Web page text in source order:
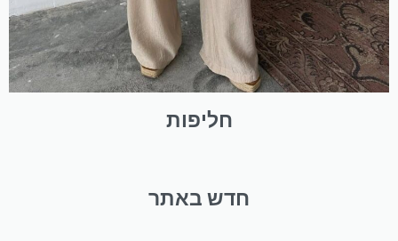
חליפות
חדש באתר